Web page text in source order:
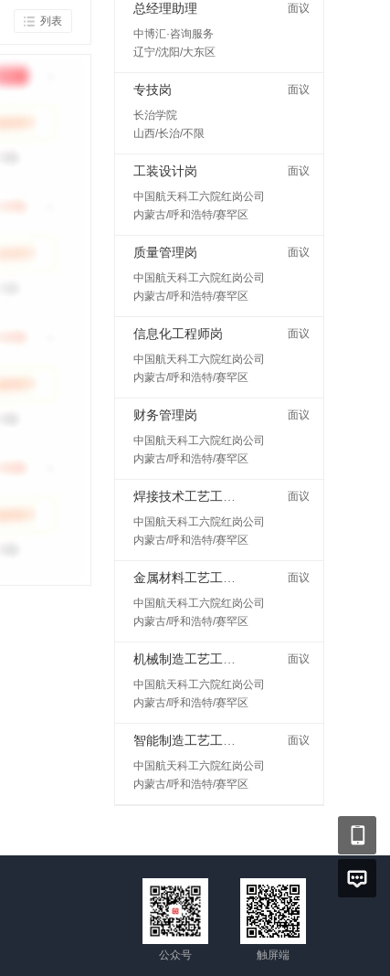
列表
总经理助理
面议
中博汇·咨询服务
辽宁/沈阳/大东区
专技岗
面议
长治学院
山西/长治/不限
工装设计岗
面议
中国航天科工六院红岗公司
内蒙古/呼和浩特/赛罕区
质量管理岗
面议
中国航天科工六院红岗公司
内蒙古/呼和浩特/赛罕区
信息化工程师岗
面议
中国航天科工六院红岗公司
内蒙古/呼和浩特/赛罕区
财务管理岗
面议
中国航天科工六院红岗公司
内蒙古/呼和浩特/赛罕区
面议
中国航天科工六院红岗公司
内蒙古/呼和浩特/赛罕区
面议
中国航天科工六院红岗公司
内蒙古/呼和浩特/赛罕区
面议
中国航天科工六院红岗公司
内蒙古/呼和浩特/赛罕区
面议
中国航天科工六院红岗公司
内蒙古/呼和浩特/赛罕区
公众号 触屏端